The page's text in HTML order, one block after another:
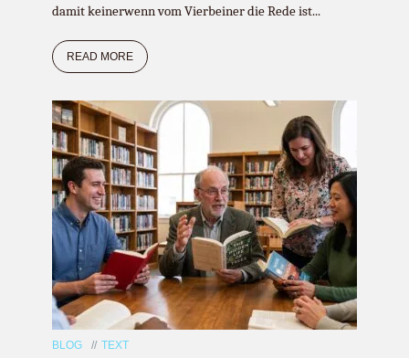
damit keinerwenn vom Vierbeiner die Rede ist...
READ MORE
BLOG TEXT